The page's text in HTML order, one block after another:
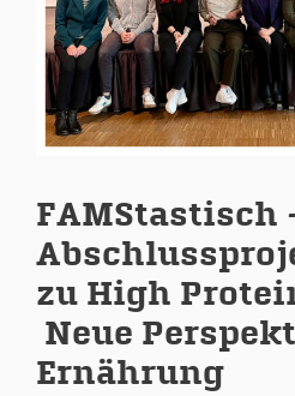
FAMStastisch
zu High
Neue
Ernährung